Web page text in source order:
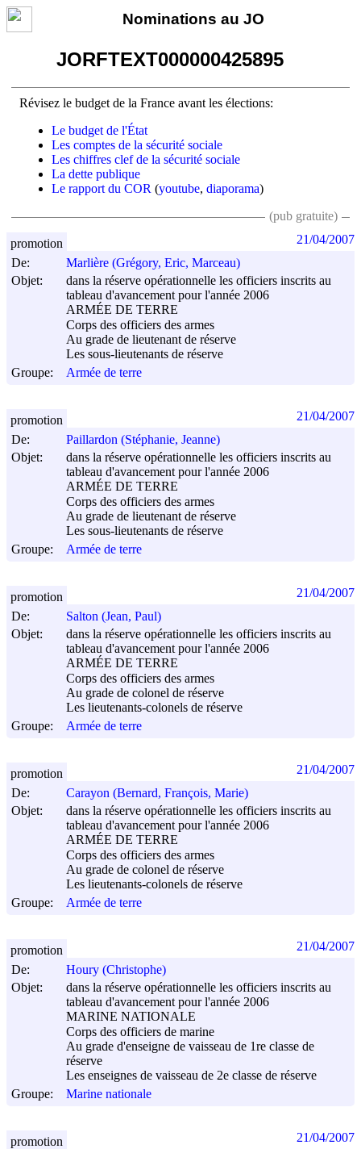
Nominations au JO
JORFTEXT000000425895
Révisez le budget de la France avant les élections:
Le budget de l'État
Les comptes de la sécurité sociale
Les chiffres clef de la sécurité sociale
La dette publique
Le rapport du COR (youtube, diaporama)
(pub gratuite)
De:
Marlière (Grégory, Eric, Marceau)
Objet:
dans la réserve opérationnelle les officiers inscrits au
tableau d'avancement pour l'année 2006
ARMÉE DE TERRE
Corps des officiers des armes
Au grade de lieutenant de réserve
Les sous-lieutenants de réserve
Groupe:
Armée de terre
promotion 21/04/2007
De:
Paillardon (Stéphanie, Jeanne)
Objet:
dans la réserve opérationnelle les officiers inscrits au
tableau d'avancement pour l'année 2006
ARMÉE DE TERRE
Corps des officiers des armes
Au grade de lieutenant de réserve
Les sous-lieutenants de réserve
Groupe:
Armée de terre
promotion 21/04/2007
De:
Salton (Jean, Paul)
Objet:
dans la réserve opérationnelle les officiers inscrits au
tableau d'avancement pour l'année 2006
ARMÉE DE TERRE
Corps des officiers des armes
Au grade de colonel de réserve
Les lieutenants-colonels de réserve
Groupe:
Armée de terre
promotion 21/04/2007
De:
Carayon (Bernard, François, Marie)
Objet:
dans la réserve opérationnelle les officiers inscrits au
tableau d'avancement pour l'année 2006
ARMÉE DE TERRE
Corps des officiers des armes
Au grade de colonel de réserve
Les lieutenants-colonels de réserve
Groupe:
Armée de terre
promotion 21/04/2007
De:
Houry (Christophe)
Objet:
dans la réserve opérationnelle les officiers inscrits au
tableau d'avancement pour l'année 2006
MARINE NATIONALE
Corps des officiers de marine
Au grade d'enseigne de vaisseau de 1re classe de
réserve
Les enseignes de vaisseau de 2e classe de réserve
Groupe:
Marine nationale
promotion 21/04/2007
promotion 21/04/2007